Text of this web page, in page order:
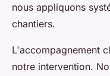
nous appliquons
chantiers.
L'accompagnement
notre intervention.